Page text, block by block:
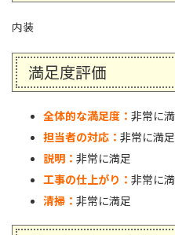
内装
満足度評価
全体的な満足度： 非常に
担当者の対応： 非常に満足
説明： 非常に満足
工事の仕上がり： 非常に
清掃： 非常に満足